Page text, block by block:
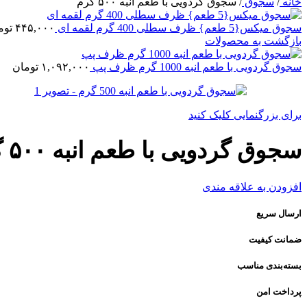
سجوق میکس{5 طعم} ظرف سطلی 400 گرم لقمه ای ۴۴۵,۰۰۰
بازگشت به محصولات
سجوق گردویی با طعم انبه 1000 گرم ظرف پپ ۱,۰۹۲,۰۰۰ تومان
برای بزرگنمایی کلیک کنید
سجوق گردویی با طعم انبه ۵۰۰ گرم
افزودن به علاقه مندی
ارسال سریع
ضمانت کیفیت
بسته‌بندی مناسب
پرداخت امن